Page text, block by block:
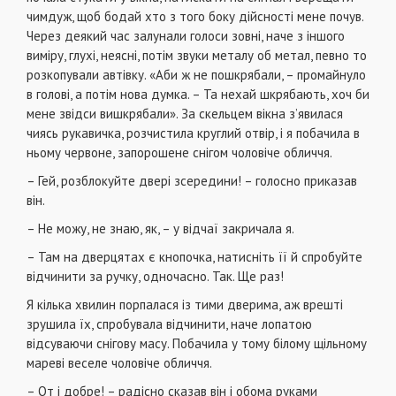
чимдуж, щоб бодай хто з того боку дійсності мене почув.
Через деякий час залунали голоси зовні, наче з іншого
виміру, глухі, неясні, потім звуки металу об метал, певно то
розкопували автівку. «Аби ж не пошкрябали, – промайнуло
в голові, а потім нова думка. – Та нехай шкрябають, хоч би
мене звідси вишкрябали». За скельцем вікна з’явилася
чиясь рукавичка, розчистила круглий отвір, і я побачила в
ньому червоне, запорошене снігом чоловіче обличчя.
– Гей, розблокуйте двері зсередини! – голосно приказав
він.
– Не можу, не знаю, як, – у відчаї закричала я.
– Там на дверцятах є кнопочка, натисніть її й спробуйте
відчинити за ручку, одночасно. Так. Ще раз!
Я кілька хвилин порпалася із тими дверима, аж врешті
зрушила їх, спробувала відчинити, наче лопатою
відсуваючи снігову масу. Побачила у тому білому щільному
мареві веселе чоловіче обличчя.
– От і добре! – радісно сказав він і обома руками